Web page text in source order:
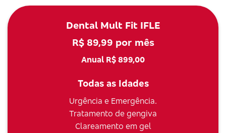
Dental Mult Fit IFLE
R$ 89,99 por mês
Anual R$ 899,00
Todas as Idades
Urgência e Emergência.
Tratamento de gengiva
Clareamento em gel